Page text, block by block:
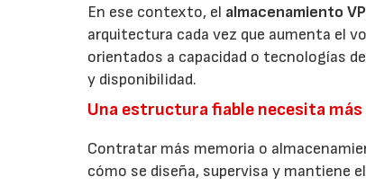
En ese contexto, el almacenamiento
arquitectura cada vez que aumenta el
orientados a capacidad o tecnologías
y disponibilidad.
Una estructura fiable necesita
Contratar más memoria o
cómo se diseña, supervisa y mantiene